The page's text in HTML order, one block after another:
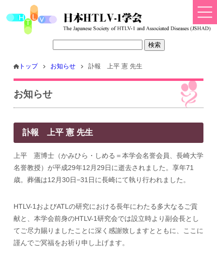
トップ お知らせ 訃報 上平 憲 先生
お知らせ
訃報 上平 憲 先生
上平 憲博士（かみひら・しめる＝本学会名誉会員、長崎大学
名誉教授）が平成29年12月29日に逝去されました。享年71
歳。葬儀は12月30日−31日に長崎にて執り行われました。
HTLV-1およびATLの研究における長年にわたる多大なるご貢
献と、本学会前身のHTLV-1研究会では設立時より副会長とし
てご尽力賜りましたことに深く感謝致しますとともに、ここに
謹んでご冥福をお祈り申し上げます。